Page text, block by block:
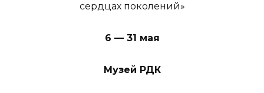
сердцах поколений»
6 — 31 мая
Музей РДК